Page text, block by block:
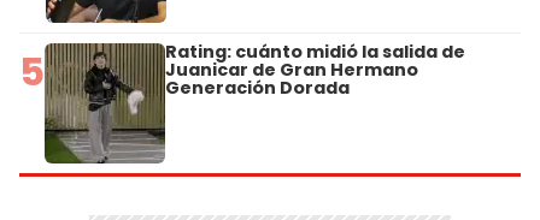
5 Rating: cuánto midió la salida de
Juanicar de Gran Hermano
Generación Dorada